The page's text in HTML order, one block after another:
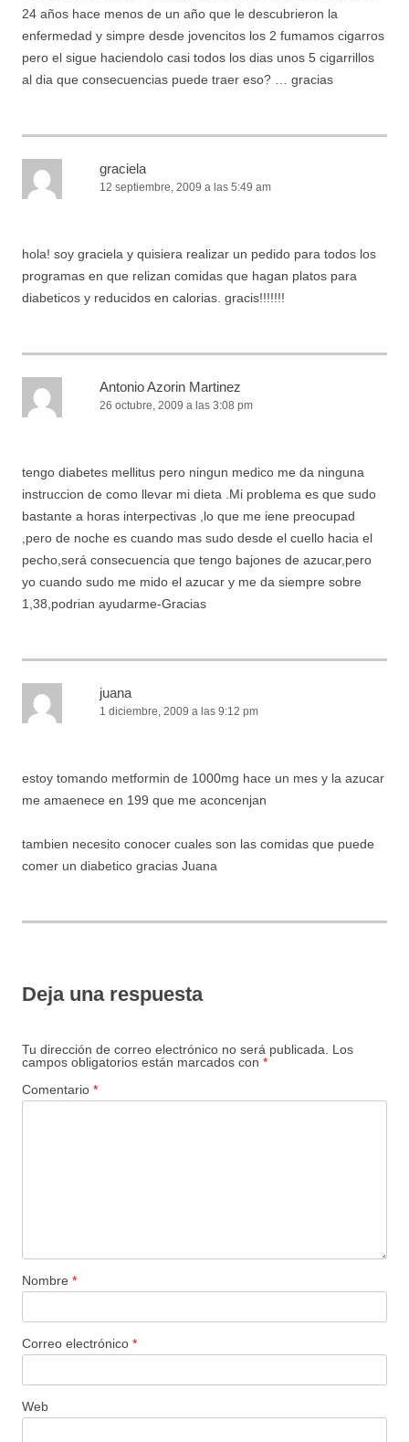
24 años hace menos de un año que le descubrieron la
enfermedad y simpre desde jovencitos los 2 fumamos cigarros
pero el sigue haciendolo casi todos los dias unos 5 cigarrillos
al dia que consecuencias puede traer eso? … gracias
graciela
12 septiembre, 2009 a las 5:49 am
hola! soy graciela y quisiera realizar un pedido para todos los
programas en que relizan comidas que hagan platos para
diabeticos y reducidos en calorias. gracis!!!!!!!
Antonio Azorin Martinez
26 octubre, 2009 a las 3:08 pm
tengo diabetes mellitus pero ningun medico me da ninguna
instruccion de como llevar mi dieta .Mi problema es que sudo
bastante a horas interpectivas ,lo que me iene preocupad
,pero de noche es cuando mas sudo desde el cuello hacia el
pecho,será consecuencia que tengo bajones de azucar,pero
yo cuando sudo me mido el azucar y me da siempre sobre
1,38,podrian ayudarme-Gracias
juana
1 diciembre, 2009 a las 9:12 pm
estoy tomando metformin de 1000mg hace un mes y la azucar
me amaenece en 199 que me aconcenjan
tambien necesito conocer cuales son las comidas que puede
comer un diabetico gracias Juana
Deja una respuesta
Tu dirección de correo electrónico no será publicada. Los
campos obligatorios están marcados con *
Comentario *
Nombre *
Correo electrónico *
Web